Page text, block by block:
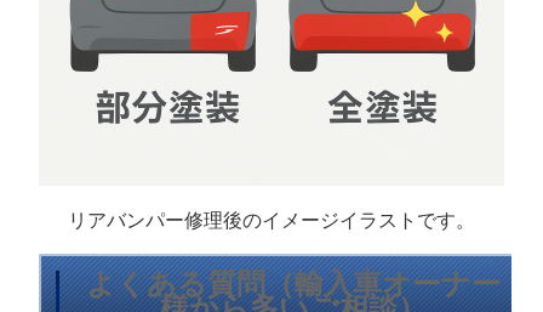
リアバンパー修理後のイメージイラストです。
よくある質問（輸入車オーナー